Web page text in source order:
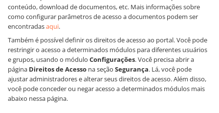
conteúdo, download de documentos, etc. Mais informações sobre
como configurar parâmetros de acesso a documentos podem ser
encontradasaqui.
Também é possível definir os direitos de acesso ao portal. Você pode
restringir o acesso a determinados módulos para diferentes usuários
e grupos, usando o módulo Configurações. Você precisa abrir a
página Direitos de Acesso na seção Segurança. Lá, você pode
ajustar administradores e alterar seus direitos de acesso. Além disso,
você pode conceder ou negar acesso a determinados módulos mais
abaixo nessa página.